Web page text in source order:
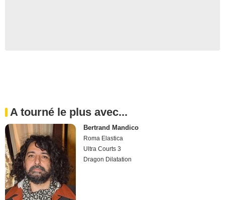
A tourné le plus avec...
Bertrand Mandico
Roma Elastica
Ultra Courts 3
Dragon Dilatation